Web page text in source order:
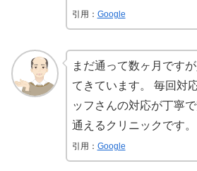
引用： Google
まだ通って数ヶ月です
てきています。 毎回対
ッフさんの対応が丁寧
通えるクリニックです。
引用： Google